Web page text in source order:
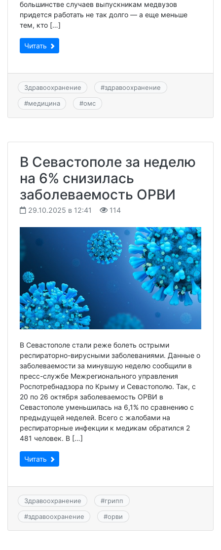
большинстве случаев выпускникам медвузов
придется работать не так долго — а еще меньше
тем, кто […]
Читать
Здравоохранение #здравоохранение
#медицина #омс
В Севастополе за неделю
на 6% снизилась
заболеваемость ОРВИ
29.10.2025 в 12:41 114
В Севастополе стали реже болеть острыми
респираторно-вирусными заболеваниями. Данные о
заболеваемости за минувшую неделю сообщили в
пресс-службе Межрегионального управления
Роспотребнадзора по Крыму и Севастополю. Так, с
20 по 26 октября заболеваемость ОРВИ в
Севастополе уменьшилась на 6,1% по сравнению с
предыдущей неделей. Всего с жалобами на
респираторные инфекции к медикам обратился 2
481 человек. В […]
Читать
Здравоохранение #грипп
#здравоохранение #орви